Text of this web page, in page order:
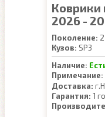
Коврики
2026 -
Поколение:
Кузов: SP3
Наличие:
Примечание:
Доставка:
Гарантия: 1